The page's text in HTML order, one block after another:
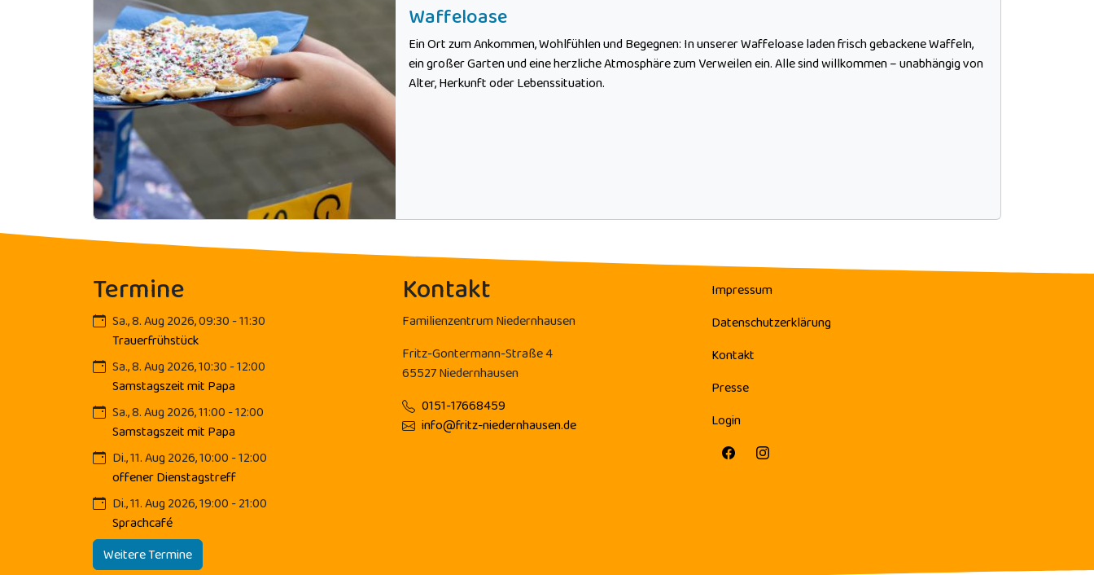
Waffeloase
Ein Ort zum Ankommen, Wohlfühlen und Begegnen: In unserer Waffeloase laden frisch gebackene Waffeln,
ein großer Garten und eine herzliche Atmosphäre zum Verweilen ein. Alle sind willkommen – unabhängig von
Alter, Herkunft oder Lebenssituation.
Termine
Sa., 8. Aug 2026, 09:30 - 11:30
Trauerfrühstück
Sa., 8. Aug 2026, 10:30 - 12:00
Samstagszeit mit Papa
Sa., 8. Aug 2026, 11:00 - 12:00
Samstagszeit mit Papa
Di., 11. Aug 2026, 10:00 - 12:00
offener Dienstagstreff
Di., 11. Aug 2026, 19:00 - 21:00
Sprachcafé
Weitere Termine
Kontakt
Familienzentrum Niedernhausen
Fritz-Gontermann-Straße 4
65527 Niedernhausen
0151-17668459
info@fritz-niedernhausen.de
Impressum
Datenschutzerklärung
Kontakt
Presse
Login